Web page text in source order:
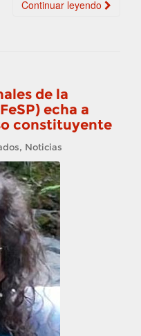
Continuar leyendo
de la
echa a
constituyente
, Noticias